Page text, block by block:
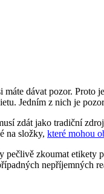
dávat pozor.
Jedním z nich je
zdát jako tradiční
na složky, které mohou
zkoumat
nepříjemných